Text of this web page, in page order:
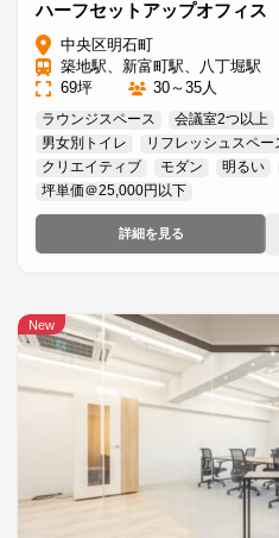
ハーフセットアップオフィス
中央区明石町
築地駅、新富町駅、八丁堀駅
69坪
30～35人
ラウンジスペース 会議室2つ以上
男女別トイレ
リフレッシュスペー
クリエイティブ
モダン 明るい
坪単価＠25,000円以下
詳細を見る
New